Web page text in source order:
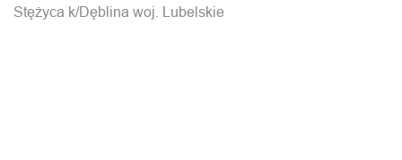
Stężyca k/Dęblina woj. Lubelskie